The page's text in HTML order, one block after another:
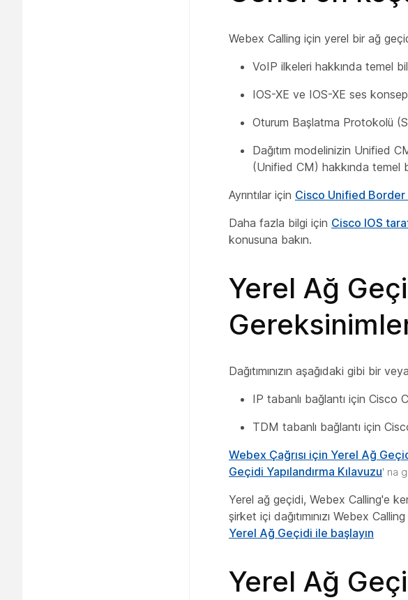
Webex Calling için yerel bir ağ
VoIP ilkeleri hakkında temel
IOS-XE ve IOS-XE ses
Oturum Başlatma Protokolü
Dağıtım modelinizin Unified
(Unified CM) hakkında temel
Ayrıntılar için Cisco Unified
Daha fazla bilgi için Cisco IOS
konusuna bakın.
Yerel Ağ
Dağıtımınızın aşağıdaki gibi bir
IP tabanlı bağlantı için Cisco
TDM tabanlı bağlantı için
Webex Çağrısı için Yerel Ağ
Geçidi Yapılandırma Kılavuzu' na
Yerel ağ geçidi, Webex Calling'e
şirket içi dağıtımınızı Webex
Yerel Ağ Geçidi ile başlayın
Yerel Ağ